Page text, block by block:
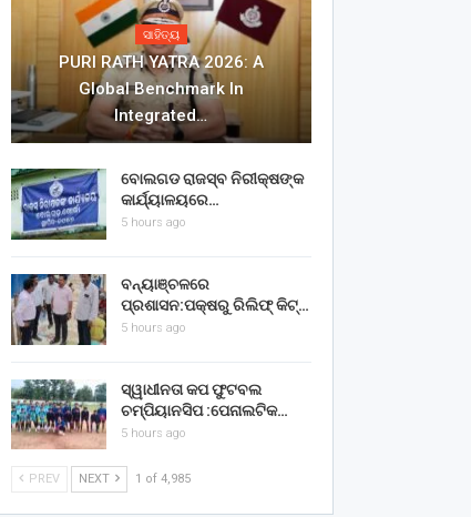
ସାହିତ୍ୟ
PURI RATH YATRA 2026: A
Global Benchmark In
Integrated…
ବୋଲଗଡ ରାଜସ୍ବ ନିରୀକ୍ଷଙ୍କ
କାର୍ଯ୍ୟାଳୟରେ…
5 hours ago
ବନ୍ୟାଞ୍ଚଳରେ
ପ୍ରଶାସନ:ପକ୍ଷରୁ ରିଲିଫ୍ କିଟ୍…
5 hours ago
ସ୍ୱାଧୀନତା କପ ଫୁଟବଲ
ଚମ୍ପିୟାନସିପ :ପେନାଲଟିକ…
5 hours ago
PREV NEXT 1 of 4,985